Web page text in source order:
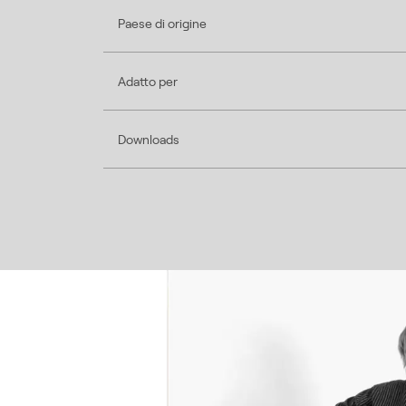
Paese di origine
Adatto per
Downloads